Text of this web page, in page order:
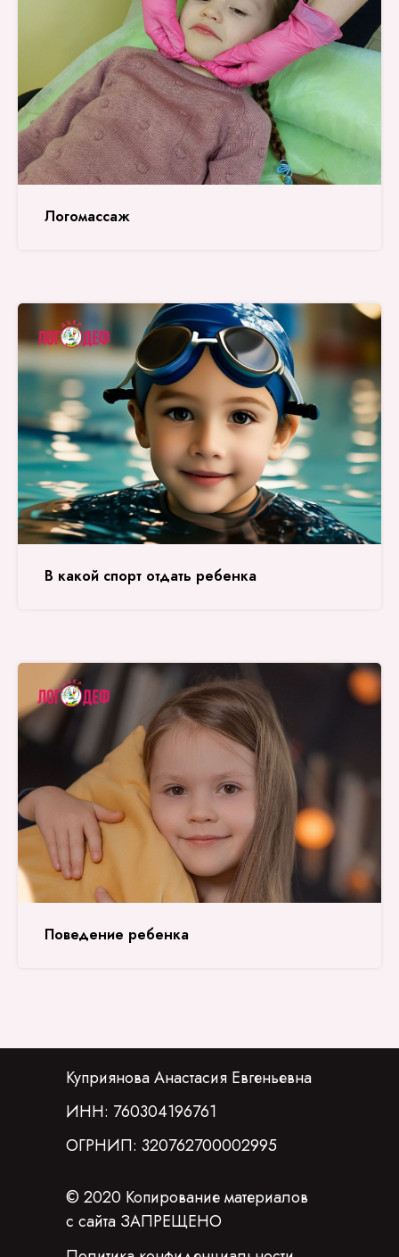
Логомассаж
В какой спорт отдать ребенка
Поведение ребенка
Куприянова Анастасия Евгеньевна
ИНН: 760304196761
ОГРНИП: 320762700002995
© 2020 Копирование материалов
с сайта ЗАПРЕЩЕНО